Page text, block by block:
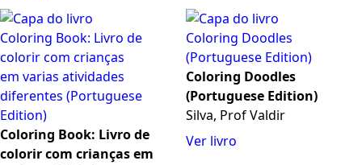
Coloring Book: Livro de
colorir com crianças em
Coloring Doodles
(Portuguese Edition)
Silva, Prof Valdir
Ver livro